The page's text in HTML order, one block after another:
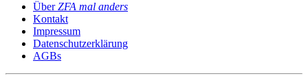
ÜberZFA mal anders
Kontakt
Impressum
Datenschutzerklärung
AGBs